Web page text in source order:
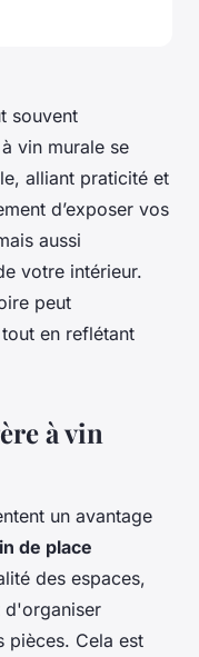
souvent
vin murale se
alliant praticité et
d’exposer vos
aussi
votre intérieur.
peut
en reflétant
à vin
un avantage
de place
des espaces,
d'organiser
pièces. Cela est